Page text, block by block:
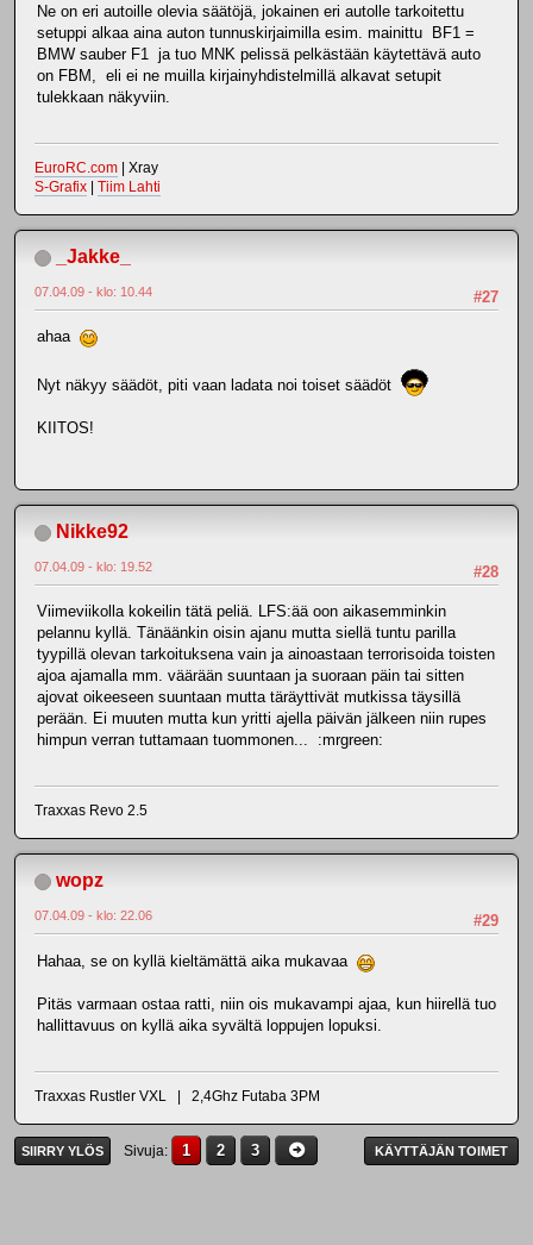
Ne on eri autoille olevia säätöjä, jokainen eri autolle tarkoitettu
setuppi alkaa aina auton tunnuskirjaimilla esim. mainittu BF1 =
BMW sauber F1 ja tuo MNK pelissä pelkästään käytettävä auto
on FBM, eli ei ne muilla kirjainyhdistelmillä alkavat setupit
tulekkaan näkyviin.
EuroRC.com | Xray
S-Grafix
Tiim Lahti
_Jakke_
#27
07.04.09 - klo: 10.44
ahaa
Nyt näkyy säädöt, piti vaan ladata noi toiset säädöt
KIITOS!
Nikke92
#28
07.04.09 - klo: 19.52
Viimeviikolla kokeilin tätä peliä. LFS:ää oon aikasemminkin
pelannu kyllä. Tänäänkin oisin ajanu mutta siellä tuntu parilla
tyypillä olevan tarkoituksena vain ja ainoastaan terrorisoida toisten
ajoa ajamalla mm. väärään suuntaan ja suoraan päin tai sitten
ajovat oikeeseen suuntaan mutta täräyttivät mutkissa täysillä
perään. Ei muuten mutta kun yritti ajella päivän jälkeen niin rupes
himpun verran tuttamaan tuommonen... :mrgreen:
Traxxas Revo 2.5
wopz
#29
07.04.09 - klo: 22.06
Hahaa, se on kyllä kieltämättä aika mukavaa
Pitäs varmaan ostaa ratti, niin ois mukavampi ajaa, kun hiirellä tuo
hallittavuus on kyllä aika syvältä loppujen lopuksi.
Traxxas Rustler VXL | 2,4Ghz Futaba 3PM
SIIRRY YLÖS Sivuja 1 2 3 KÄYTTÄJÄN TOIMET